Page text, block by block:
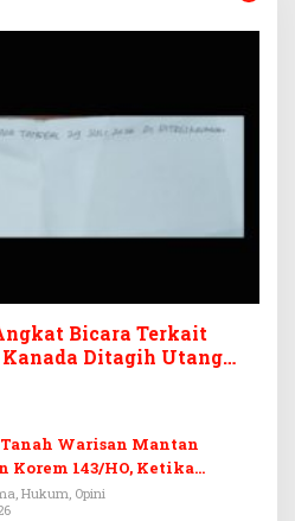
Bicara Terkait
Ditagih Utang
Warisan Mantan
Korem 143/HO, Ketika
Arena Pemerasan
Hukum, Opini